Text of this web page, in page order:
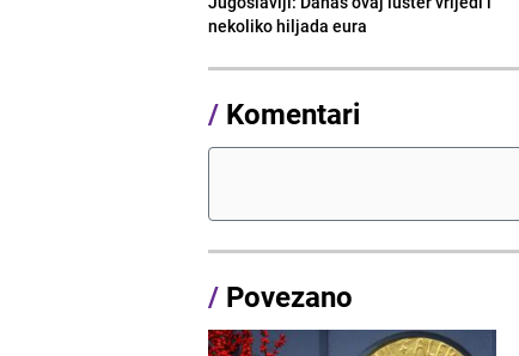
nekoliko hiljada eura
/ Komentari
/ Povezano